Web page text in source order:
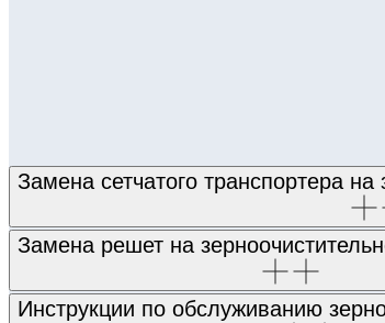
Замена сетчатого транспортера
Замена решет на
Инструкции по обслуживанию